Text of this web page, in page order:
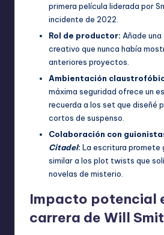
primera película liderada por
incidente de 2022.
Rol de productor: Añade
creativo que nunca había
anteriores proyectos.
Ambientación
máxima seguridad ofrece un
recuerda a los set que diseñé
cortos de suspenso.
Colaboración con
Citadel: La escritura promete
similar a los plot twists que
novelas de misterio.
Impacto potencial
carrera de Will